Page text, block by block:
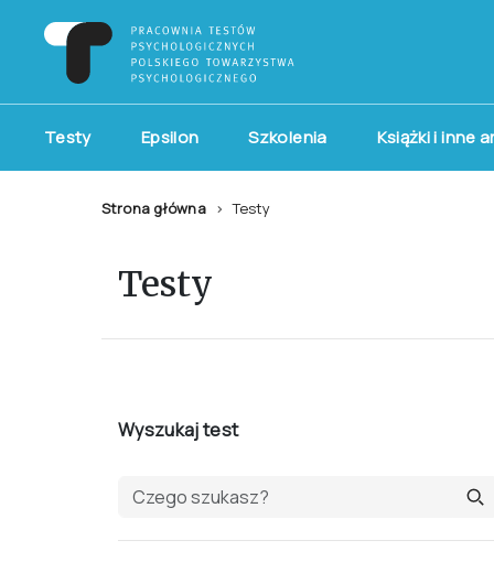
Testy Epsilon Szkolenia Książki i inne
Strona główna Testy
Testy
Wyszukaj test